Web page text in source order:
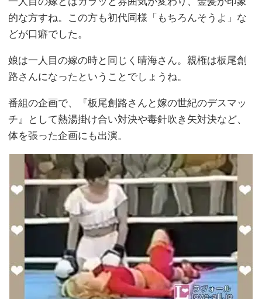
的な方すね。この方も初代同様「もちろんそうよ」な
どが口癖でした。
娘は一人目の嫁の時と同じく晴海さん。親権は板尾創
路さんになったということでしょうね。
番組の企画で、『板尾創路さんと嫁の世紀のデスマッ
チ』として熱湯掛け合い対決や毒針吹き矢対決など、
体を張った企画にも出演。